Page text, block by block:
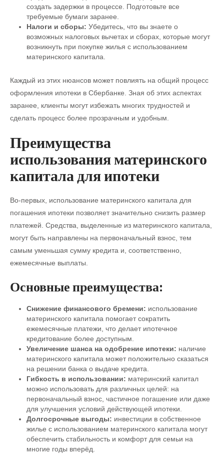
создать задержки в процессе. Подготовьте все
требуемые бумаги заранее.
Налоги и сборы: Убедитесь, что вы знаете о
возможных налоговых вычетах и сборах, которые могут
возникнуть при покупке жилья с использованием
материнского капитала.
Каждый из этих нюансов может повлиять на общий процесс
оформления ипотеки в Сбербанке. Зная об этих аспектах
заранее, клиенты могут избежать многих трудностей и
сделать процесс более прозрачным и удобным.
Преимущества
использования материнского
капитала для ипотеки
Во-первых, использование материнского капитала для
погашения ипотеки позволяет значительно снизить размер
платежей. Средства, выделенные из материнского капитала,
могут быть направлены на первоначальный взнос, тем
самым уменьшая сумму кредита и, соответственно,
ежемесячные выплаты.
Основные преимущества:
Снижение финансового бремени: использование
материнского капитала помогает сократить
ежемесячные платежи, что делает ипотечное
кредитование более доступным.
Увеличение шанса на одобрение ипотеки: наличие
материнского капитала может положительно сказаться
на решении банка о выдаче кредита.
Гибкость в использовании: материнский капитал
можно использовать для различных целей: на
первоначальный взнос, частичное погашение или даже
для улучшения условий действующей ипотеки.
Долгосрочные выгоды: инвестиции в собственное
жилье с использованием материнского капитала могут
обеспечить стабильность и комфорт для семьи на
многие годы вперёд.